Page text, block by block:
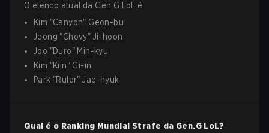
O elenco atual da Gen.G LoL
é:
Kim "Canyon" Geon-bu
Jeong "Chovy" Ji-hoon
Joo "Duro" Min-kyu
Kim "Kiin" Gi-in
Park "Ruler"Jae-hyuk
Qual é o Ranking Mundial Strafe da Gen.G LoL?